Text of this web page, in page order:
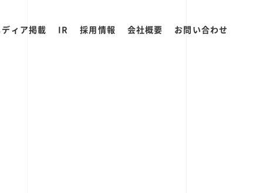
ィア掲載 IR 採用情報 会社概要 お問い合わせ